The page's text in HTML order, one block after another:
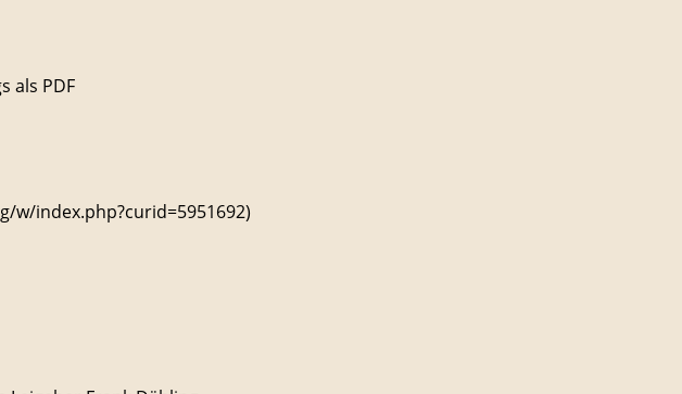
als PDF
w/index.php?curid=5951692)